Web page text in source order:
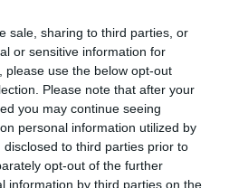
sale, sharing to third parties, or
or sensitive information for
please use the below opt-out
Please note that after your
you may continue seeing
personal information utilized by
to third parties prior to
opt-out of the further
information by third parties on the
tarde, una de las
Europeo de Mercado
Breton. No sé si ha
derramar el vaso, pero
una cartadurísima a
del mal que hace la
europeos y de